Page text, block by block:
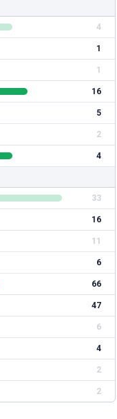
4
1
1
16
5
2
4
33
16
11
6
66
47
6
4
2
2